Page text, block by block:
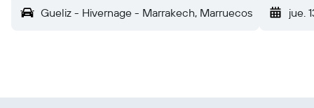
Gueliz - Hivernage - Marrakech, Marruecos jue.